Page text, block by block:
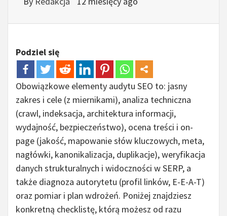
Podziel się
Obowiązkowe elementy audytu SEO to: jasny
zakres i cele (z miernikami), analiza techniczna
(crawl, indeksacja, architektura informacji,
wydajność, bezpieczeństwo), ocena treści i on-
page (jakość, mapowanie słów kluczowych, meta,
nagłówki, kanonikalizacja, duplikacje), weryfikacja
danych strukturalnych i widoczności w SERP, a
także diagnoza autorytetu (profil linków, E-E-A-T)
oraz pomiar i plan wdrożeń. Poniżej znajdziesz
konkretną checklistę, którą możesz od razu